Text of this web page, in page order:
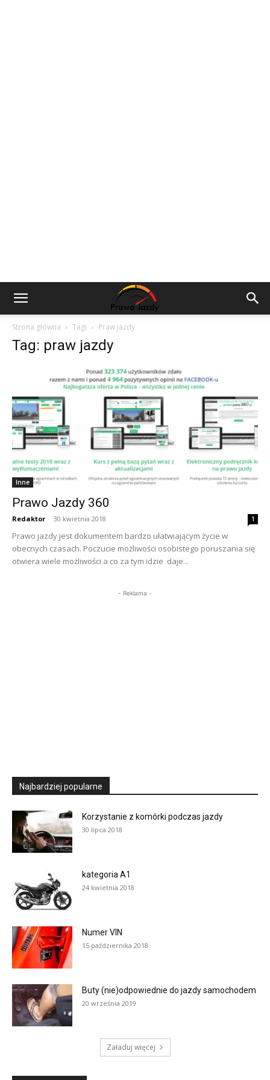
Strona główna Tagi Praw jazdy
Tag: praw jazdy
Inne
Prawo Jazdy 360
Redaktor - 30 kwietnia 2018 1
Prawo jazdy jest dokumentem bardzo ułatwiającym życie w
obecnych czasach. Poczucie możliwości osobistego poruszania się
otwiera wiele możliwości a co za tym idzie daje...
- Reklama -
Najbardziej popularne
Korzystanie z komórki podczas jazdy
30 lipca 2018
kategoria A1
24 kwietnia 2018
Numer VIN
15 października 2018
Buty (nie)odpowiednie do jazdy samochodem
20 września 2019
Załaduj więcej